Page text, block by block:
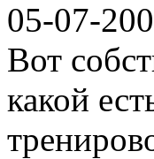
05-07-
Вот
какой